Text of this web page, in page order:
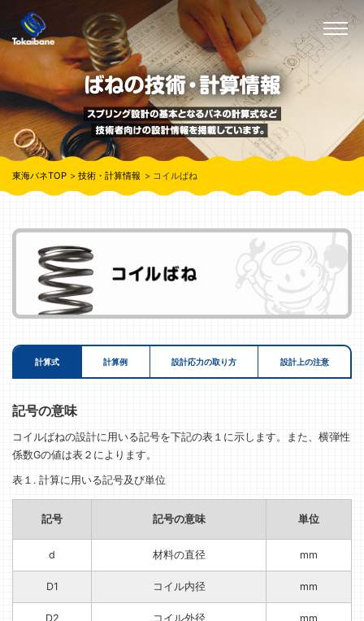
東海バネTOP 技術・計算情報 コイルばね
計算式 計算例 設計応力の取り方 設計上の注意
記号の意味
コイルばねの設計に用いる記号を下記の表１に示します。また、横弾性
係数Gの値は表２によります。
表１. 計算に用いる記号及び単位
記号 記号の意味 単位
d 材料の直径 mm
D1 コイル内径 mm
D2 コイル外径 mm